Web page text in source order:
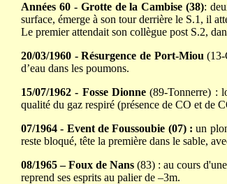
Années 60 - Grotte de la Cambise (38):
surface, émerge à son tour derrière le S.1, il
Le premier attendait son collègue post S.2,
20/03/1960 - Résurgence de Port-Miou (13-
d’eau dans les poumons.
15/07/1962 - Fosse Dionne(89-Tonnerre) :
qualité du gaz respiré (présence de CO et de
07/1964 - Event de Foussoubie (07) : un
reste bloqué, tête la première dans le sable,
08/1965 – Foux de Nans (83) : au cours
reprend ses esprits au palier de –3m.